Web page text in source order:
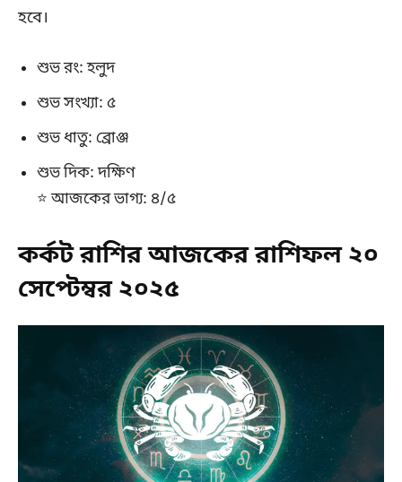
হবে।
শুভ রং: হলুদ
শুভ সংখ্যা: ৫
শুভ ধাতু: ব্রোঞ্জ
শুভ দিক: দক্ষিণ
⭐ আজকের ভাগ্য: ৪/৫
কর্কট রাশির আজকের রাশিফল ২০
সেপ্টেম্বর ২০২৫